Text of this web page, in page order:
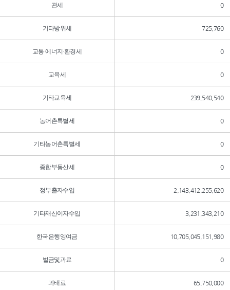
관세 0
기타방위세 725,760
교통·에너지·환경세 0
교육세 0
기타교육세 239,540,540
농어촌특별세 0
기타농어촌특별세 0
종합부동산세 0
정부출자수입 2,143,412,255,620
기타재산이자수입 3,231,343,210
한국은행잉여금 10,705,045,151,980
벌금및과료 0
과태료 65,750,000